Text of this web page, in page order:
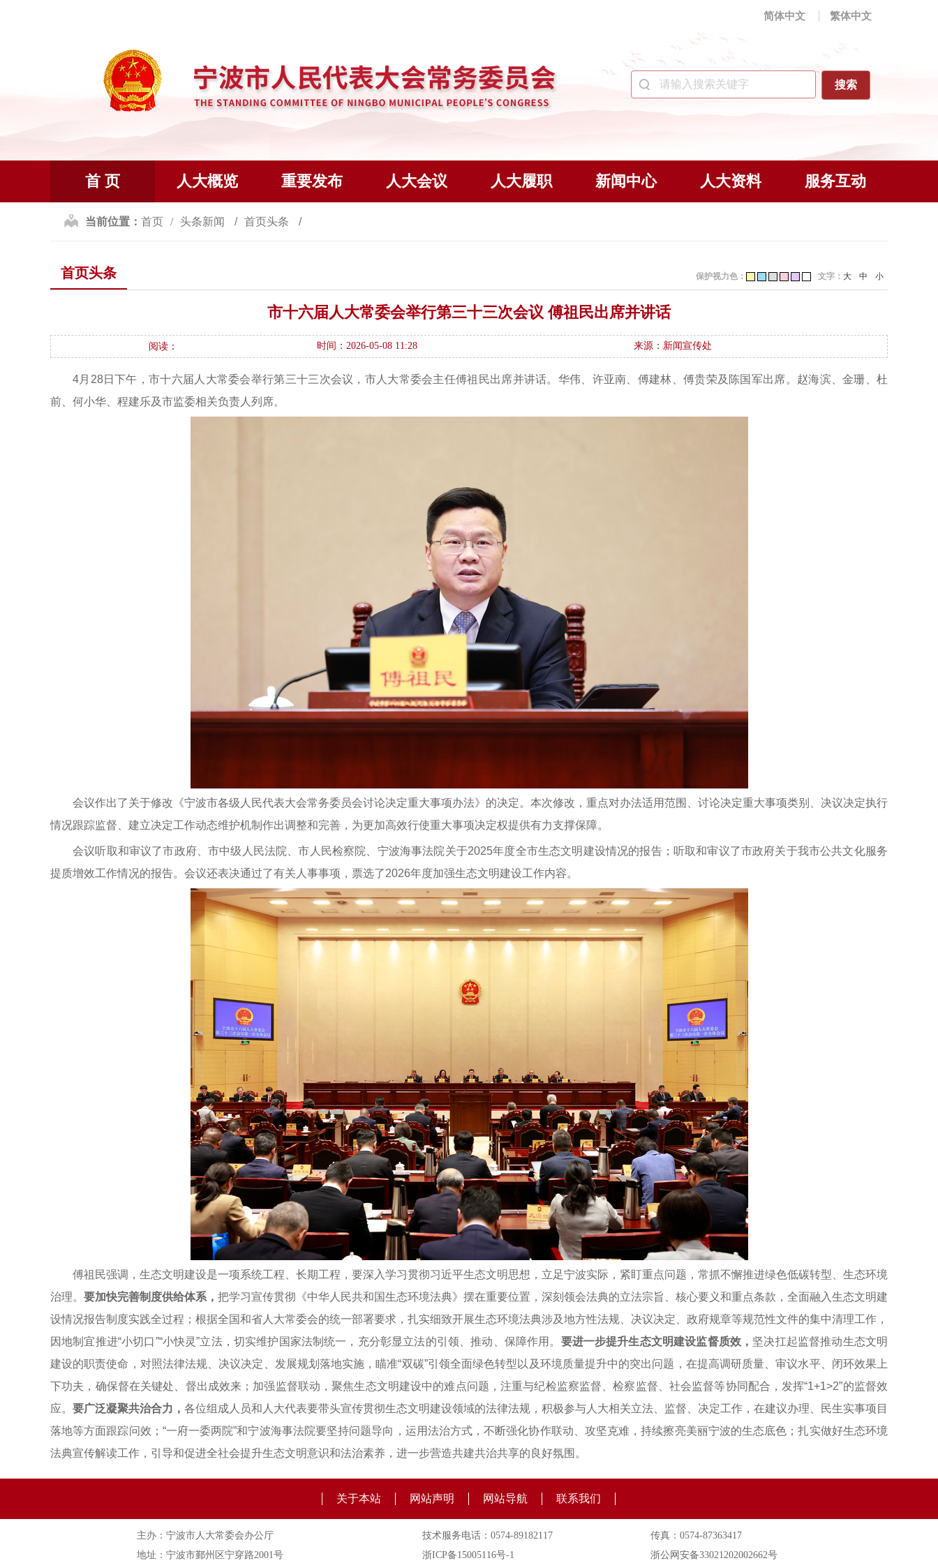
简体中文 繁体中文
首 页 人大概览 重要发布 人大会议 人大履职 新闻中心 人大资料 服务互动
当前位置： 首页 头条新闻 首页头条
首页头条 文字： 大 中 小
保护视力色：
市十六届人大常委会举行第三十三次会议 傅祖民出席并讲话
阅读： 时间：2026-05-08 11:28 来源：新闻宣传处
4月28日下午，市十六届人大常委会举行第三十三次会议，市人大常委会主任傅祖民出席并讲话。华伟、许亚南、傅建林、傅贵荣及陈国军出席。赵海滨、金珊、杜
前、何小华、程建乐及市监委相关负责人列席。
会议作出了关于修改《宁波市各级人民代表大会常务委员会讨论决定重大事项办法》的决定。本次修改，重点对办法适用范围、讨论决定重大事项类别、决议决定执行
情况跟踪监督、建立决定工作动态维护机制作出调整和完善，为更加高效行使重大事项决定权提供有力支撑保障。
会议听取和审议了市政府、市中级人民法院、市人民检察院、宁波海事法院关于2025年度全市生态文明建设情况的报告；听取和审议了市政府关于我市公共文化服务
提质增效工作情况的报告。会议还表决通过了有关人事事项，票选了2026年度加强生态文明建设工作内容。
傅祖民强调，生态文明建设是一项系统工程、长期工程，要深入学习贯彻习近平生态文明思想，立足宁波实际，紧盯重点问题，常抓不懈推进绿色低碳转型、生态环境
治理。 要加快完善制度供给体系， 把学习宣传贯彻《中华人民共和国生态环境法典》摆在重要位置，深刻领会法典的立法宗旨、核心要义和重点条款，全面融入生态文明建
设情况报告制度实践全过程；根据全国和省人大常委会的统一部署要求，扎实细致开展生态环境法典涉及地方性法规、决议决定、政府规章等规范性文件的集中清理工作，
因地制宜推进“小切口”“小快灵”立法，切实维护国家法制统一，充分彰显立法的引领、推动、保障作用。 要进一步提升生态文明建设监督质效， 坚决扛起监督推动生态文明
建设的职责使命，对照法律法规、决议决定、发展规划落地实施，瞄准“双碳”引领全面绿色转型以及环境质量提升中的突出问题，在提高调研质量、审议水平、闭环效果上
下功夫，确保督在关键处、督出成效来；加强监督联动，聚焦生态文明建设中的难点问题，注重与纪检监察监督、检察监督、社会监督等协同配合，发挥“1+1>2”的监督效
应。 要广泛凝聚共治合力， 各位组成人员和人大代表要带头宣传贯彻生态文明建设领域的法律法规，积极参与人大相关立法、监督、决定工作，在建议办理、民生实事项目
落地等方面跟踪问效；“一府一委两院”和宁波海事法院要坚持问题导向，运用法治方式，不断强化协作联动、攻坚克难，持续擦亮美丽宁波的生态底色；扎实做好生态环境
法典宣传解读工作，引导和促进全社会提升生态文明意识和法治素养，进一步营造共建共治共享的良好氛围。
关于本站 网站声明 网站导航 联系我们
主办：宁波市人大常委会办公厅
地址：宁波市鄞州区宁穿路2001号
技术服务电话：0574-89182117
浙ICP备15005116号-1
传真：0574-87363417
浙公网安备33021202002662号